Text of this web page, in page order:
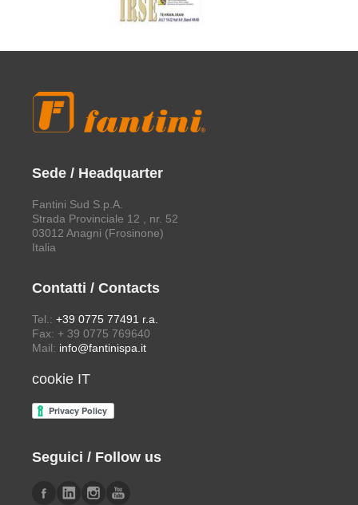
Sede / Headquarter
Fantini Sud S.p.A.
Strada Provinciale 12 , nr. 52
03012 Anagni (Frosinone)
Italia
Contatti / Contacts
Tel.: +39 0775 77491 r.a.
Fax: + 39 0775 769640
Mail: info@fantinispa.it
cookie IT
Seguici / Follow us